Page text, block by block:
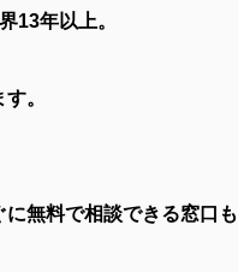
13年以上。
。
無料で相談できる窓口